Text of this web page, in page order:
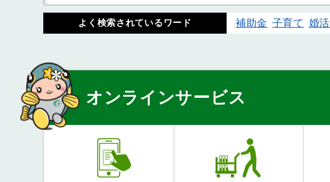
よく検索されているワード 補助金 子育て 婚活
オンラインサービス